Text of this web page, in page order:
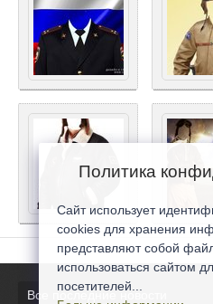
Все последние новости
Политика
Сайт использует
cookies для хранения
представляют собой
использоваться сайтом
посетителей...